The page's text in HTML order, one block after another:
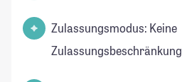
Zulassungsmodus: Keine